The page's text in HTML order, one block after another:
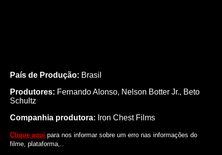
País de Produção: Brasil
Produtores: Fernando Alonso, Nelson Botter Jr., Beto
Schultz
Companhia produtora: Iron Chest Films
Clique aqui para nos informar sobre um erro nas informações do
filme, plataforma,..